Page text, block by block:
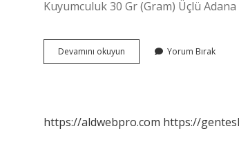
Kuyumculuk 30 Gr (Gram) Üçlü
Devamını okuyun
Gram
Yorum Bırak
https://aldwebpro.com https://